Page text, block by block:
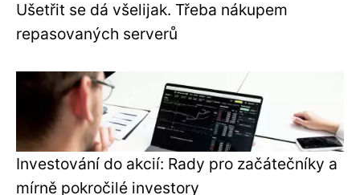
Ušetřit se dá všelijak. Třeba nákupem
repasovaných serverů
Investování do akcií: Rady pro začátečníky a
mírně pokročilé investory